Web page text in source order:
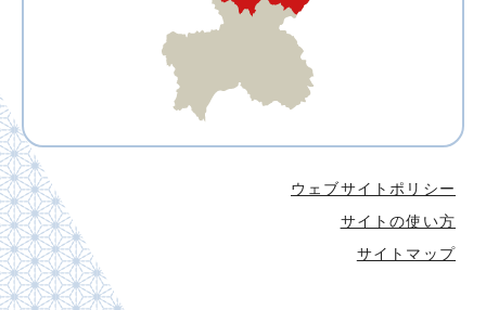
ウェブサイトポリシー
サイトの使い方
サイトマップ